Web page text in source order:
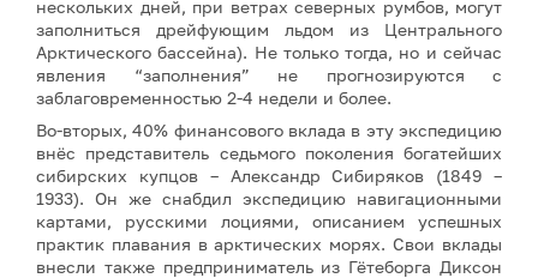
нескольких дней, при ветрах северных румбов, могут
заполниться дрейфующим льдом из Центрального
Арктического бассейна). Не только тогда, но и сейчас
явления “заполнения” не прогнозируются с
заблаговременностью 2-4 недели и более.
Во-вторых, 40% финансового вклада в эту экспедицию
внёс представитель седьмого поколения богатейших
сибирских купцов – Александр Сибиряков (1849 –
1933). Он же снабдил экспедицию навигационными
картами, русскими лоциями, описанием успешных
практик плавания в арктических морях. Свои вклады
внесли также предприниматель из Гётеборга Диксон